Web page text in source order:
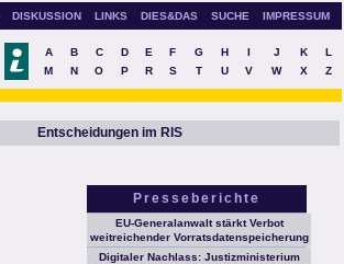
DISKUSSION LINKS DIES&DAS SUCHE IMPRESSUM
A B C D E F G H I J K
L
M
N O P R S T U V W X Z
Entscheidungen im RIS
Presseberichte
EU-Generalanwalt stärkt Verbot
weitreichender Vorratsdatenspeicherung
Digitaler Nachlass: Justizministerium